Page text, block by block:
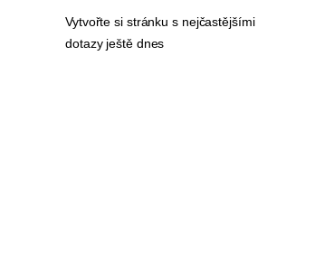
Vytvořte si stránku s nejčastějšími
dotazy ještě dnes